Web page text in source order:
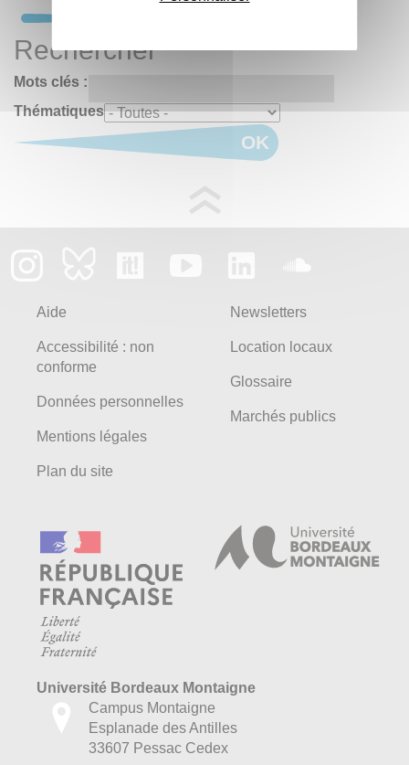
Rechercher
Mots clés :
Thématiques
OK
Aide
Accessibilité : non
conforme
Données personnelles
Mentions légales
Plan du site
Newsletters
Location locaux
Glossaire
Marchés publics
Université Bordeaux Montaigne
Campus Montaigne
Esplanade des Antilles
33607 Pessac Cedex